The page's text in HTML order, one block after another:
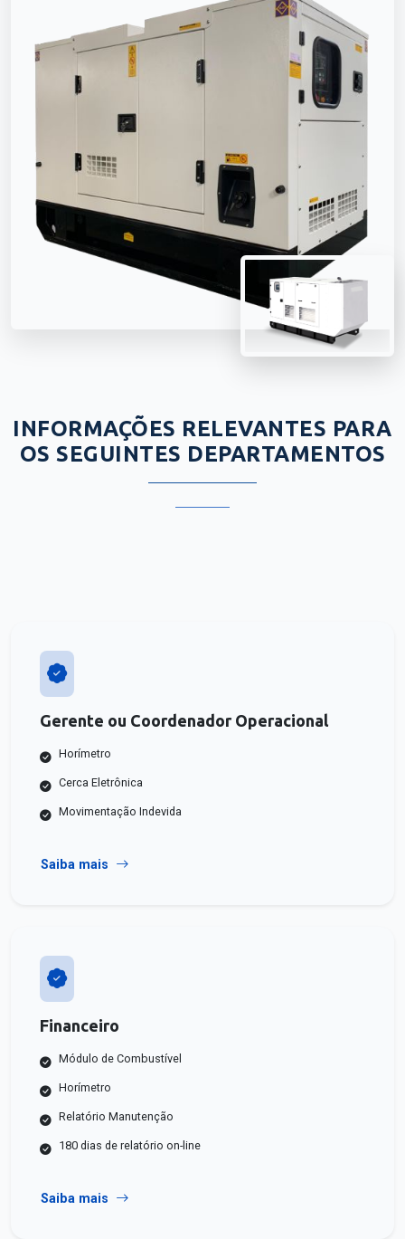
INFORMAÇÕES RELEVANTES PARA
OS SEGUINTES DEPARTAMENTOS
Gerente ou Coordenador Operacional
Horímetro
Cerca Eletrônica
Movimentação Indevida
Saiba mais
Financeiro
Módulo de Combustível
Horímetro
Relatório Manutenção
180 dias de relatório on-line
Saiba mais